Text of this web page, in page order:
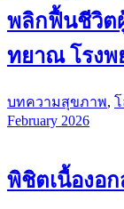
พลิกฟื้นชีวิต
ทยาณ โรง
บทความสุขภาพ,
February 2026
พิชิตเนื้องอ